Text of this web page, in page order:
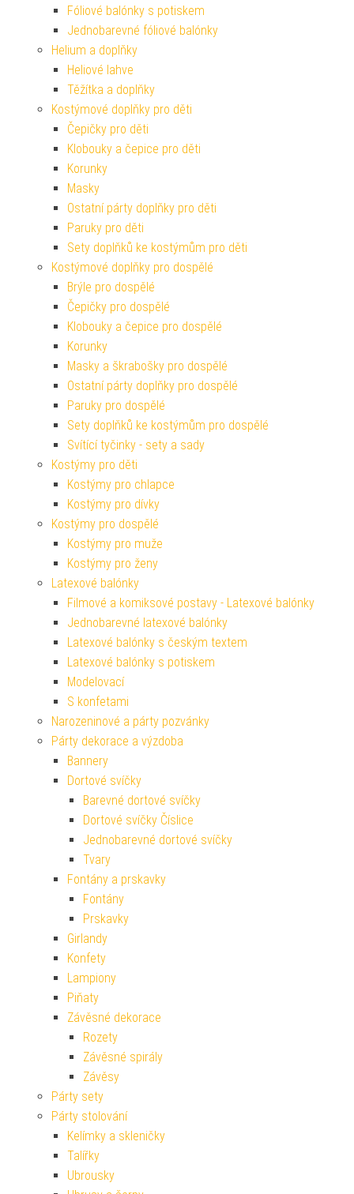
Fóliové balónky s potiskem
Jednobarevné fóliové balónky
Helium a doplňky
Heliové lahve
Těžítka a doplňky
Kostýmové doplňky pro děti
Čepičky pro děti
Klobouky a čepice pro děti
Korunky
Masky
Ostatní párty doplňky pro děti
Paruky pro děti
Sety doplňků ke kostýmům pro děti
Kostýmové doplňky pro dospělé
Brýle pro dospělé
Čepičky pro dospělé
Klobouky a čepice pro dospělé
Korunky
Masky a škrabošky pro dospělé
Ostatní párty doplňky pro dospělé
Paruky pro dospělé
Sety doplňků ke kostýmům pro dospělé
Svítící tyčinky - sety a sady
Kostýmy pro děti
Kostýmy pro chlapce
Kostýmy pro dívky
Kostýmy pro dospělé
Kostýmy pro muže
Kostýmy pro ženy
Latexové balónky
Filmové a komiksové postavy - Latexové balónky
Jednobarevné latexové balónky
Latexové balónky s českým textem
Latexové balónky s potiskem
Modelovací
S konfetami
Narozeninové a párty pozvánky
Párty dekorace a výzdoba
Bannery
Dortové svíčky
Barevné dortové svíčky
Dortové svíčky Číslice
Jednobarevné dortové svíčky
Tvary
Fontány a prskavky
Fontány
Prskavky
Girlandy
Konfety
Lampiony
Piňaty
Závěsné dekorace
Rozety
Závěsné spirály
Závěsy
Párty sety
Párty stolování
Kelímky a skleničky
Talířky
Ubrousky